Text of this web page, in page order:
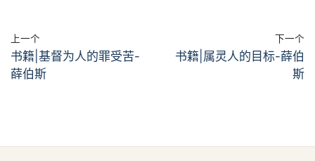
上一个
书籍|基督为人的罪受苦-
薛伯斯
下一个
书籍|属灵人的目标-薛伯
斯